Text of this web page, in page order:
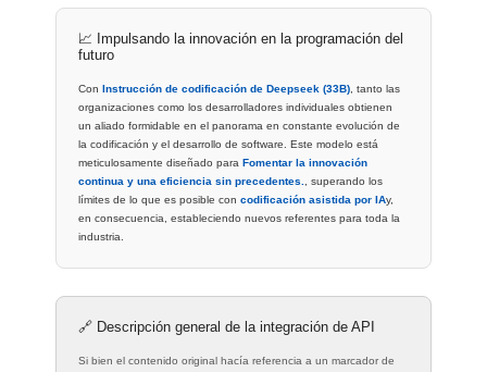
📈 Impulsando la innovación en la programación del
futuro
Con Instrucción de codificación de Deepseek (33B), tanto las
organizaciones como los desarrolladores individuales obtienen
un aliado formidable en el panorama en constante evolución de
la codificación y el desarrollo de software. Este modelo está
meticulosamente diseñado para Fomentar la innovación
continua y una eficiencia sin precedentes., superando los
límites de lo que es posible concodificación asistida por IAy,
en consecuencia, estableciendo nuevos referentes para toda la
industria.
🔗 Descripción general de la integración de API
Si bien el contenido original hacía referencia a un marcador de